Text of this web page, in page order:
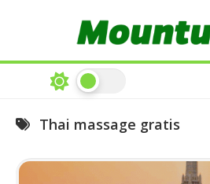
Thai massage gratis